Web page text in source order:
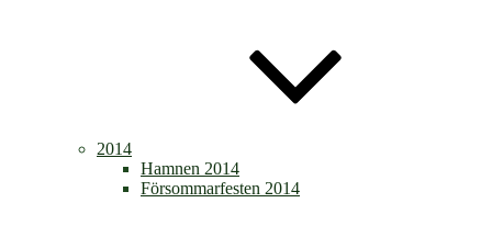
2014
Hamnen 2014
Försommarfesten 2014